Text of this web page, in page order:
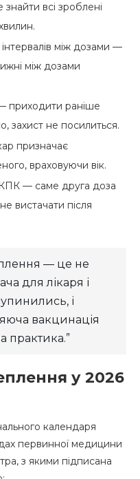
всі зроблені
між дозами —
між дозами
приходити раніше
захист не посилиться.
призначає
враховуючи вік.
— саме друга доза
вистачати після
— це не
для лікаря і
і
вакцинація
практика.”
у 2026
календаря
первинної медицини
з якими підписана